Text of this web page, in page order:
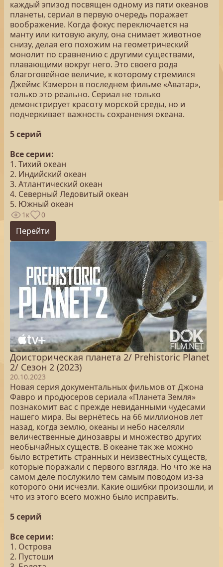
каждый эпизод посвящен одному из пяти океанов
планеты, сериал в первую очередь поражает
воображение. Когда фокус переключается на
манту или китовую акулу, она снимает животное
снизу, делая его похожим на геометрический
монолит по сравнению с другими существами,
плавающими вокруг него. Это своего рода
благоговейное величие, к которому стремился
Джеймс Кэмерон в последнем фильме «Аватар»,
только это реально. Сериал не только
демонстрирует красоту морской среды, но и
подчеркивает важность сохранения океана.
5 серий
Все серии:
1. Тихий океан
2. Индийский океан
3. Атлантический океан
4. Северный Ледовитый океан
5. Южный океан
1к 0
Перейти
Доисторическая планета 2/ Prehistoric Planet
2/ Сезон 2 (2023)
20.10.2023
Новая серия документальных фильмов от Джона
Фавро и продюсеров сериала «Планета Земля»
познакомит вас с прежде невиданными чудесами
нашего мира. Вы вернётесь на 66 миллионов лет
назад, когда землю, океаны и небо населяли
величественные динозавры и множество других
необычайных существ. В океане так же можно
было встретить странных и неизвестных существ,
которые поражали с первого взгляда. Но что же на
самом деле послужило тем самым поводом из-за
которого они исчезли. Какие ошибки произошли, и
что из этого всего можно было исправить.
5 серий
Все серии:
1. Острова
2. Пустоши